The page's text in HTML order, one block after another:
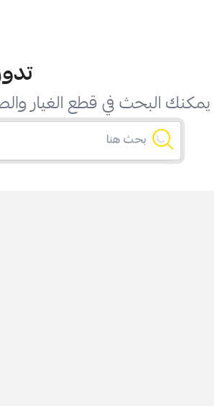
يمكنك البحث في قطع الغيار